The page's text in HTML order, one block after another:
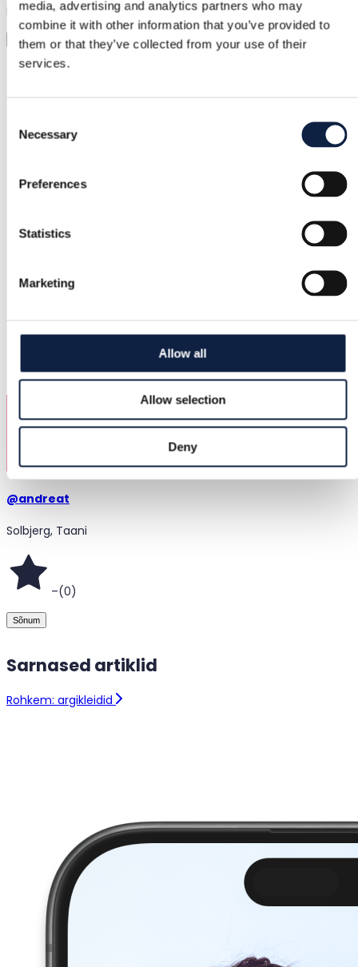
media, advertising and analytics partners who may
combine it with other information that you’ve provided to
them or that they’ve collected from your use of their
services.
Selection
Necessary
Preferences
Statistics
Marketing
Allow all
Allow selection
Deny
Sarnased artiklid
Rohkem: argikleidid
Laadi lihtsalt pilt üles ja proovi kõik selga
Virtuaalne proovimine
Kategooria
Suurus
Seisund
Värvus
3.6.2026
@andreat
Solbjerg, Taani
–(0)
Sõnum